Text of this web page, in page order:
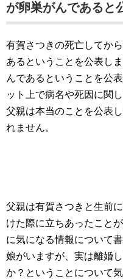
が卵巣がんであると
有賀さつきの死亡してか
あるということを公表し
んであるということを公
ット上で病名や死因に関
父親は本当のことを公表
れません。
父親は有賀さつきと生前
けた際に立ちあったこと
に気になる情報について
娘がいますが、実は離婚
か？ということについて